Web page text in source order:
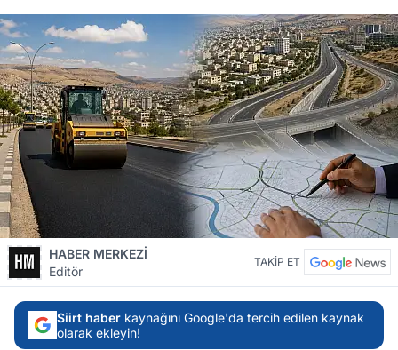
HABER MERKEZİ
Editör
TAKİP ET
Siirt haber kaynağını Google'da tercih edilen kaynak
olarak ekleyin!